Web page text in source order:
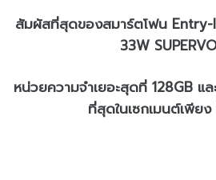
สัมผัสที่สุดของสมาร์ตโฟน Entry-
33W
หน่วยความจำเยอะสุดที่ 128GB แ
ที่สุดในเซกเมนต์เพีย